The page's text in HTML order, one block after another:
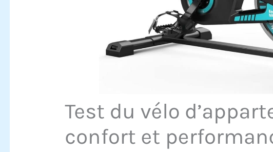
Test du vélo
confort et